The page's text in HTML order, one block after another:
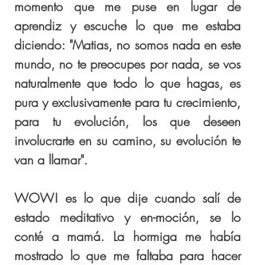
momento que me puse en lugar de
aprendiz y escuche lo que me estaba
diciendo: "Matias, no somos nada en este
mundo, no te preocupes por nada, se vos
naturalmente que todo lo que hagas, es
pura y exclusivamente para tu crecimiento,
para tu evolución, los que deseen
involucrarte en su camino, su evolución te
van a llamar".
WOW! es lo que dije cuando salí de
estado meditativo y en-moción, se lo
conté a mamá. La hormiga me había
mostrado lo que me faltaba para hacer